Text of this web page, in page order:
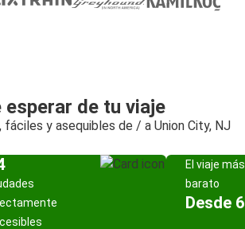
esperar de tu viaje
fáciles y asequibles de / a Union City, NJ
El viaje más
barato
Desde